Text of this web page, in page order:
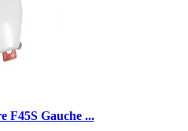
F45S Gauche ...